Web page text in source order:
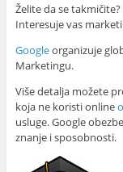
Želite da se
Interesuje vas
Googleorganizuje
Marketingu.
Više detalja možete
koja ne koristi online
usluge. Google
znanje i sposobnosti.